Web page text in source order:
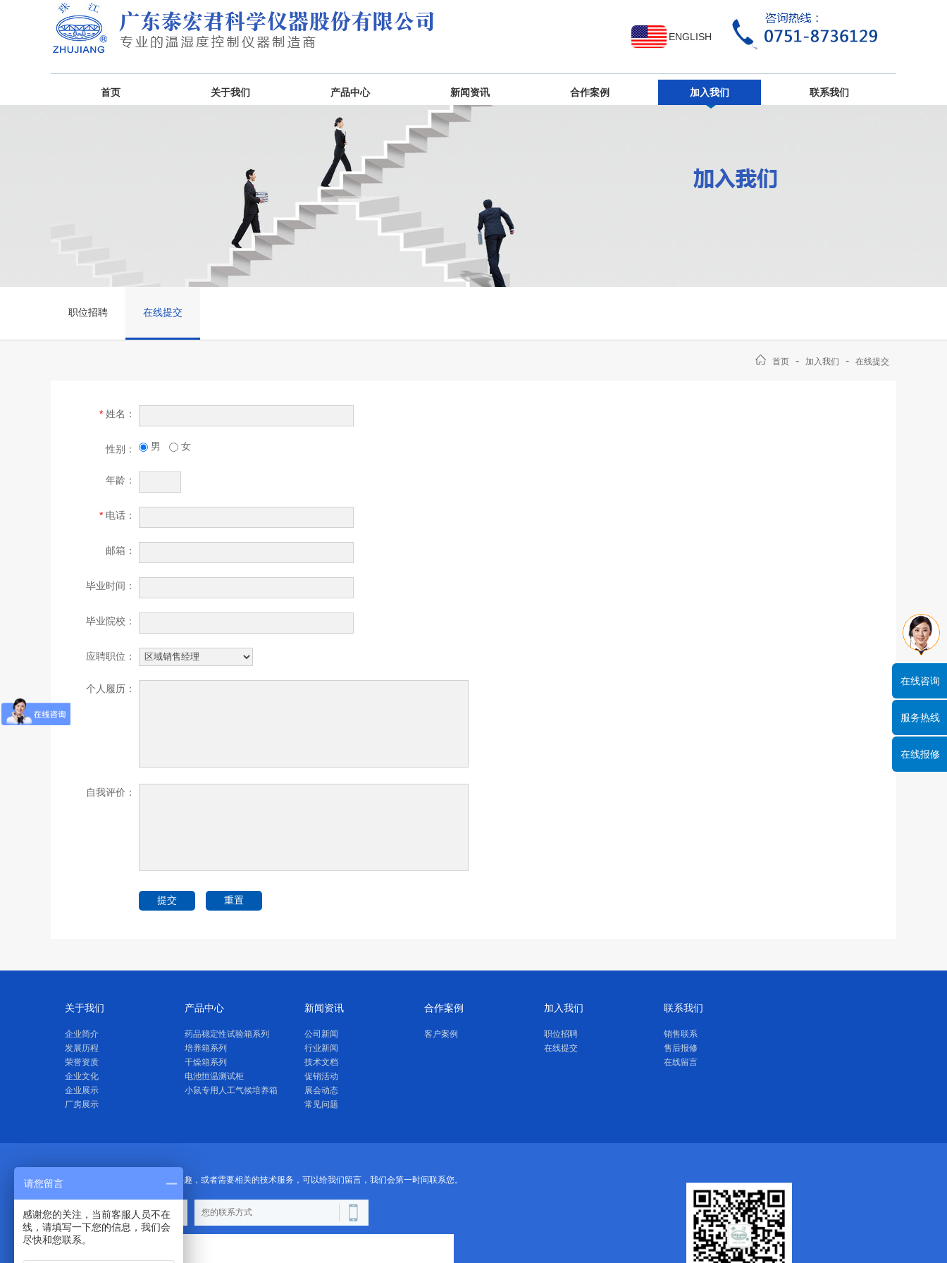
首页 关于我们 产品中心 新闻资讯 合作案例 加入我们 联系我们
ENGLISH
职位招聘 在线提交
首页 - 加入我们 - 在线提交
* 姓名：
性别： 男 女
年龄：
* 电话：
邮箱：
毕业时间：
毕业院校：
应聘职位：
个人履历：
自我评价：
关于我们
企业简介
发展历程
荣誉资质
企业文化
企业展示
厂房展示
产品中心
药品稳定性试验箱系列
培养箱系列
干燥箱系列
电池恒温测试柜
小鼠专用人工气候培养箱
新闻资讯
公司新闻
行业新闻
技术文档
促销活动
展会动态
常见问题
合作案例
客户案例
加入我们
职位招聘
在线提交
联系我们
销售联系
售后报修
在线留言
如果你对我们的产品感兴趣，或者需要相关的技术服务，可以给我们留言，我们会第一时间联系您。
在线咨询
服务热线
在线报修
请您留言
感谢您的关注，当前客服人员不在
线，请填写一下您的信息，我们会
尽快和您联系。